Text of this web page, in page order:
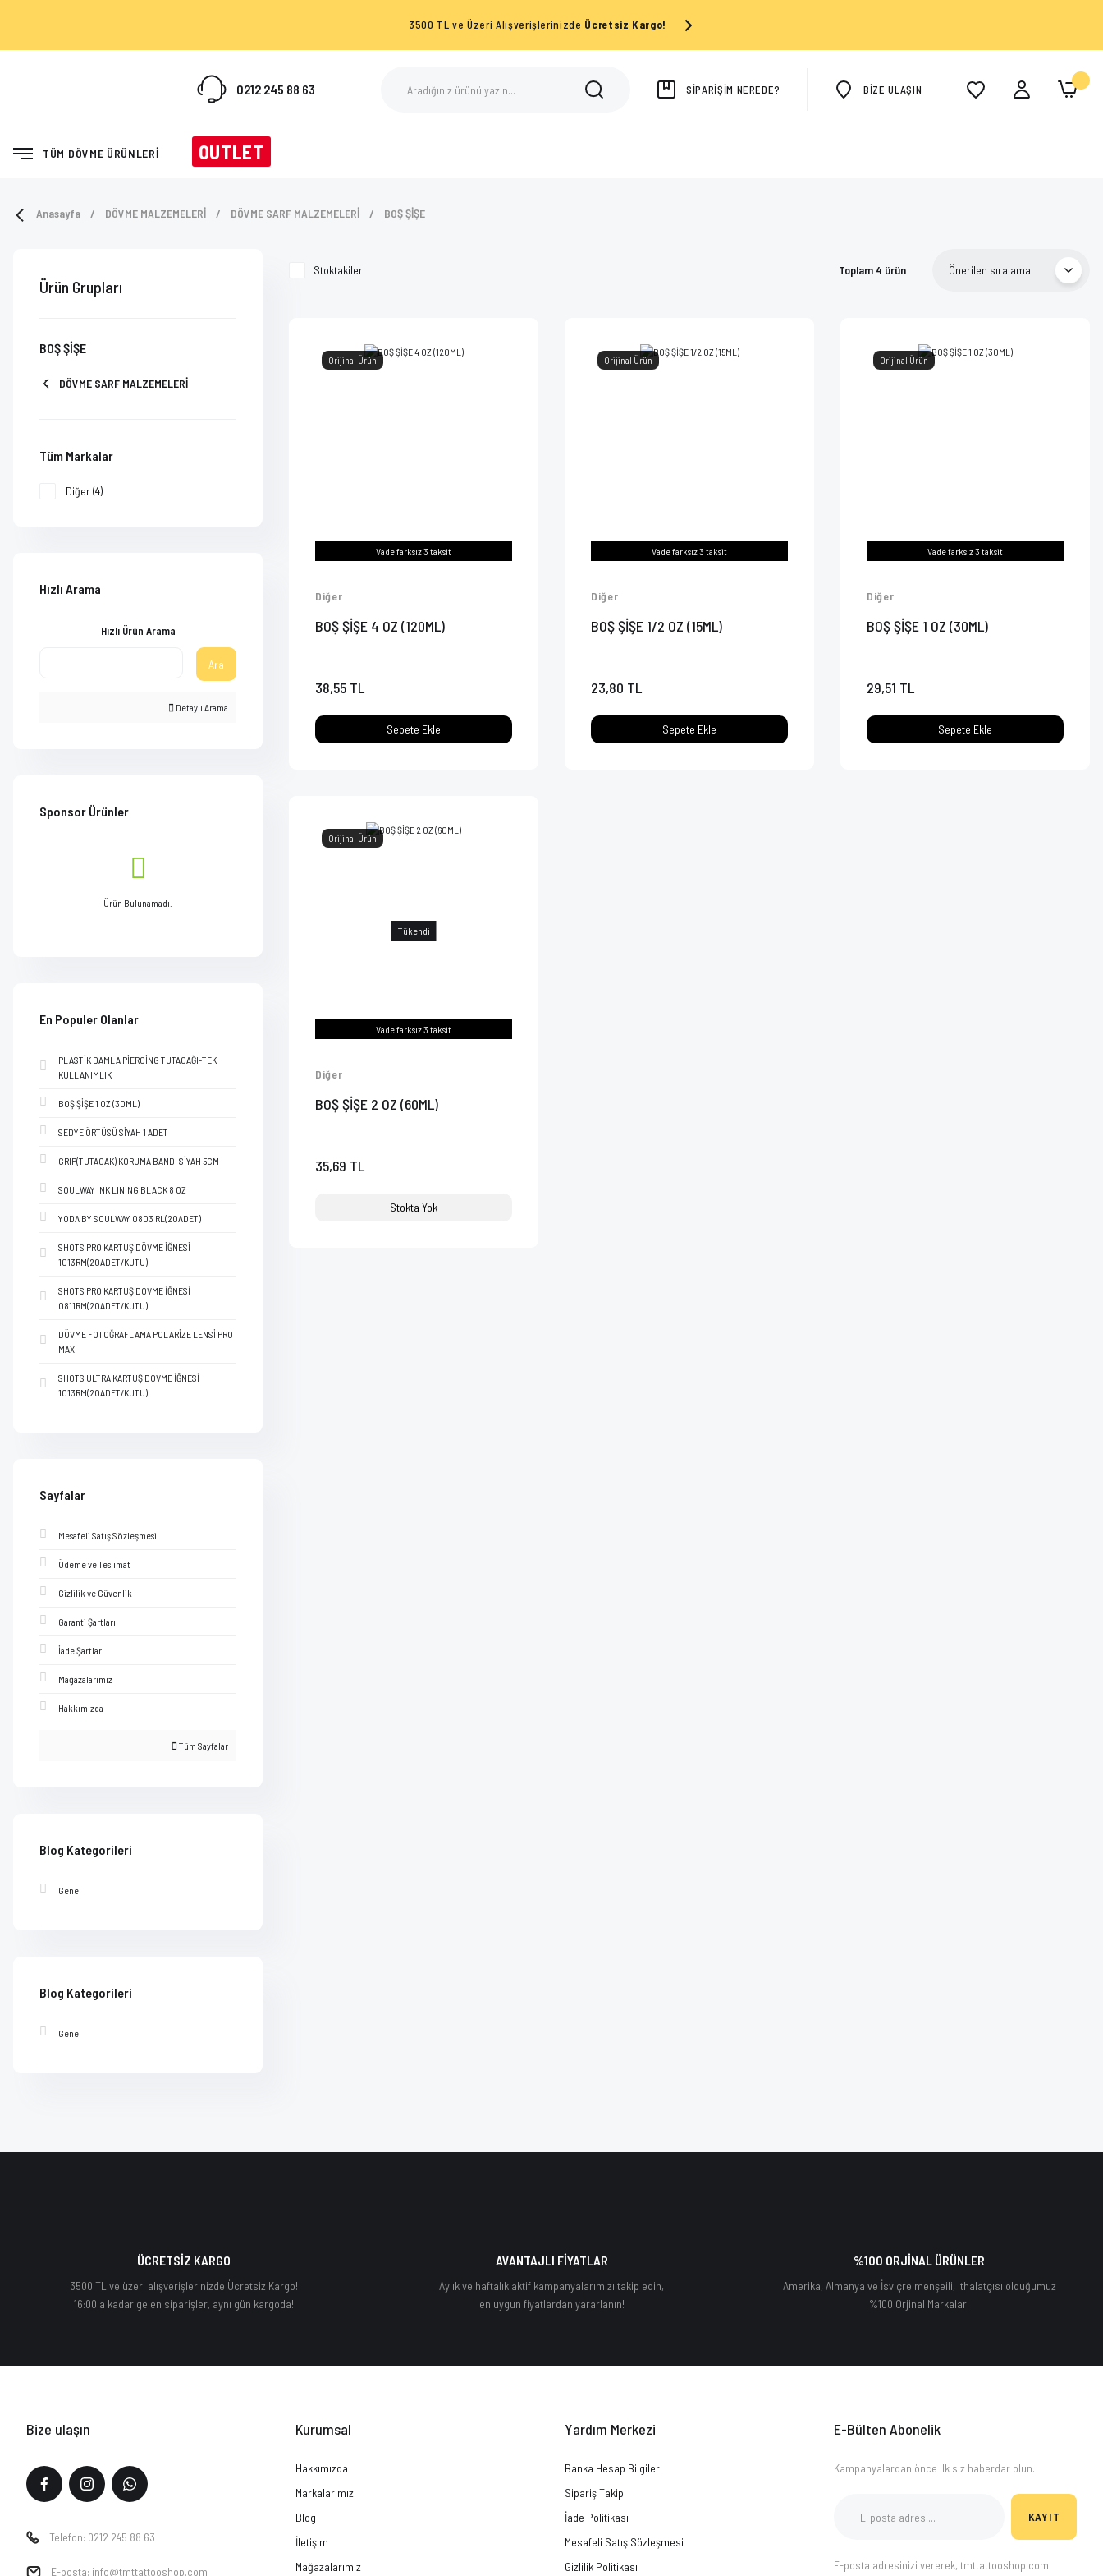
3500 TL ve Üzeri Alışverişlerinizde Ücretsiz Kargo!
0212 245 88 63 SİPARİŞİM NEREDE? BİZE ULAŞIN
TÜM DÖVME ÜRÜNLERİ OUTLET
Anasayfa DÖVME MALZEMELERİ DÖVME SARF MALZEMELERİ BOŞ ŞİŞE
Ürün Grupları
BOŞ ŞİŞE
DÖVME SARF MALZEMELERİ
Tüm Markalar
Diğer (4)
Hızlı Arama
Hızlı Ürün Arama
Ara
Detaylı Arama
Sponsor Ürünler
Ürün Bulunamadı.
En Populer Olanlar
PLASTİK DAMLA PİERCİNG TUTACAĞI-TEK
KULLANIMLIK
BOŞ ŞİŞE 1 OZ (30ML)
SEDYE ÖRTÜSÜ SİYAH 1 ADET
GRIP(TUTACAK) KORUMA BANDI SİYAH 5CM
SOULWAY INK LINING BLACK 8 OZ
YODA BY SOULWAY 0803 RL(20ADET)
SHOTS PRO KARTUŞ DÖVME İĞNESİ
1013RM(20ADET/KUTU)
SHOTS PRO KARTUŞ DÖVME İĞNESİ
0811RM(20ADET/KUTU)
DÖVME FOTOĞRAFLAMA POLARİZE LENSİ PRO
MAX
SHOTS ULTRA KARTUŞ DÖVME İĞNESİ
1013RM(20ADET/KUTU)
Sayfalar
Mesafeli Satış Sözleşmesi
Ödeme ve Teslimat
Gizlilik ve Güvenlik
Garanti Şartları
İade Şartları
Mağazalarımız
Hakkımızda
Tüm Sayfalar
Blog Kategorileri
Genel
Blog Kategorileri
Genel
Stoktakiler Toplam 4 ürün
Orijinal Ürün
Vade farksız 3 taksit
Diğer
BOŞ ŞİŞE 4 OZ (120ML)
38,55 TL
Sepete Ekle
Orijinal Ürün
Vade farksız 3 taksit
Diğer
BOŞ ŞİŞE 1/2 OZ (15ML)
23,80 TL
Sepete Ekle
Orijinal Ürün
Vade farksız 3 taksit
Diğer
BOŞ ŞİŞE 1 OZ (30ML)
29,51 TL
Sepete Ekle
Tükendi
Orijinal Ürün
Vade farksız 3 taksit
Diğer
BOŞ ŞİŞE 2 OZ (60ML)
35,69 TL
Stokta Yok
ÜCRETSİZ KARGO
3500 TL ve üzeri alışverişlerinizde Ücretsiz Kargo!
16:00'a kadar gelen siparişler, aynı gün kargoda!
AVANTAJLI FİYATLAR
Aylık ve haftalık aktif kampanyalarımızı takip edin,
en uygun fiyatlardan yararlanın!
%100 ORJİNAL ÜRÜNLER
Amerika, Almanya ve İsviçre menşeili, ithalatçısı olduğumuz
%100 Orjinal Markalar!
Bize ulaşın
Telefon: 0212 245 88 63
E-posta: info@tmttattooshop.com
Kurumsal
Hakkımızda
Markalarımız
Blog
İletişim
Mağazalarımız
Yardım Merkezi
Banka Hesap Bilgileri
Sipariş Takip
İade Politikası
Mesafeli Satış Sözleşmesi
Gizlilik Politikası
E-Bülten Abonelik
Kampanyalardan önce ilk siz haberdar olun.
KAYIT
E-posta adresinizi vererek, tmttattooshop.com